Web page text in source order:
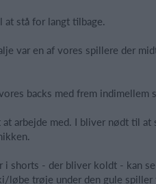
at stå for langt tilbage.
var en af vores spillere der
backs med frem indimellem
at arbejde med. I bliver nødt til
i shorts - der bliver koldt - kan
løbe trøje under den gule spiller